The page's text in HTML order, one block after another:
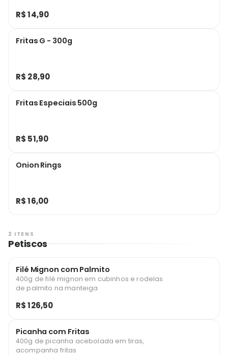
R$ 14,90
Fritas G - 300g
R$ 28,90
Fritas Especiais 500g
R$ 51,90
Onion Rings
R$ 16,00
2 ITENS
Petiscos
Filé Mignon com Palmito
400g de filé mignon em cubinhos e rodelas
de palmito na manteiga
R$ 126,50
Picanha com Fritas
400g de picanha acebolada em tiras,
acompanha fritas